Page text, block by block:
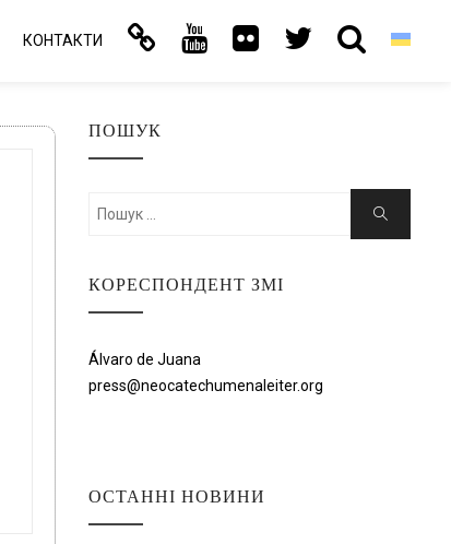
КОНТАКТИ
ПОШУК
Шукати:
Пошук
КОРЕСПОНДЕНТ ЗМІ
Álvaro de Juana
press@neocatechumenaleiter.org
ОСТАННІ НОВИНИ